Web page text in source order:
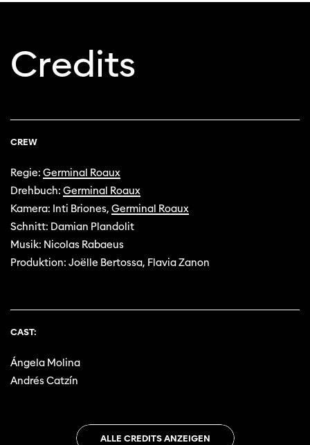
Diese Seite wird mit Internet Explorer
Credits
CREW
Regie: Germinal Roaux
Drehbuch: Germinal Roaux
Kamera: Inti Briones, Germinal Roaux
Schnitt: Damian Plandolit
Musik: Nicolas Rabaeus
Produktion: Joëlle Bertossa, Flavia Zanon
CAST:
Ángela Molina
Andrés Catzín
ALLE CREDITS ANZEIGEN